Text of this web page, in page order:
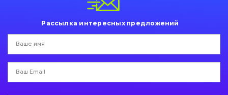
Рассылка интересных предложений